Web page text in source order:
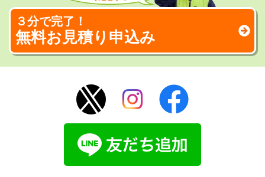
３分で完了！
無料お見積り申込み